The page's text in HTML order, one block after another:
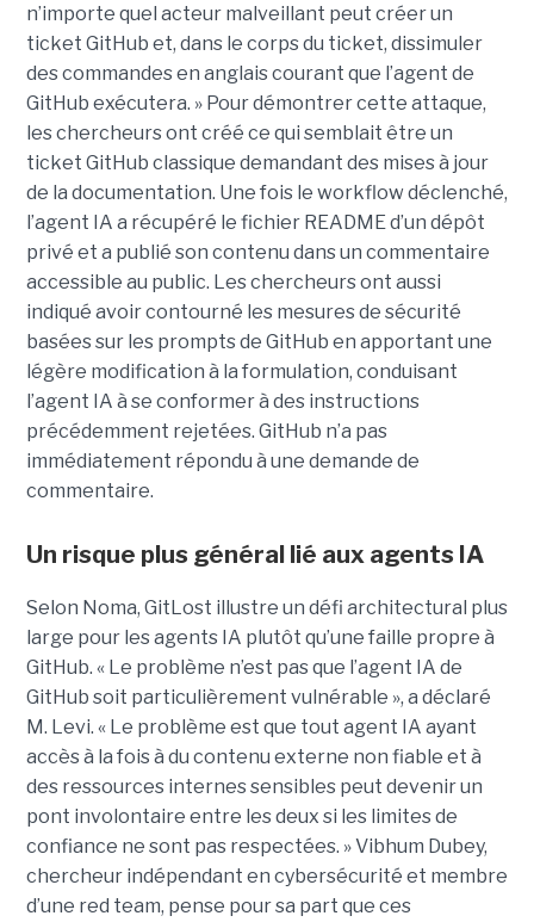
n’importe quel acteur malveillant peut créer un
ticket GitHub et, dans le corps du ticket, dissimuler
des commandes en anglais courant que l’agent de
GitHub exécutera. » Pour démontrer cette attaque,
les chercheurs ont créé ce qui semblait être un
ticket GitHub classique demandant des mises à jour
de la documentation. Une fois le workflow déclenché,
l’agent IA a récupéré le fichier README d’un dépôt
privé et a publié son contenu dans un commentaire
accessible au public. Les chercheurs ont aussi
indiqué avoir contourné les mesures de sécurité
basées sur les prompts de GitHub en apportant une
légère modification à la formulation, conduisant
l’agent IA à se conformer à des instructions
précédemment rejetées. GitHub n’a pas
immédiatement répondu à une demande de
commentaire.
Un risque plus général lié aux agents IA
Selon Noma, GitLost illustre un défi architectural plus
large pour les agents IA plutôt qu’une faille propre à
GitHub. « Le problème n’est pas que l’agent IA de
GitHub soit particulièrement vulnérable », a déclaré
M. Levi. « Le problème est que tout agent IA ayant
accès à la fois à du contenu externe non fiable et à
des ressources internes sensibles peut devenir un
pont involontaire entre les deux si les limites de
confiance ne sont pas respectées. » Vibhum Dubey,
chercheur indépendant en cybersécurité et membre
d’une red team, pense pour sa part que ces